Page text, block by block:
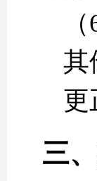
其
更
三